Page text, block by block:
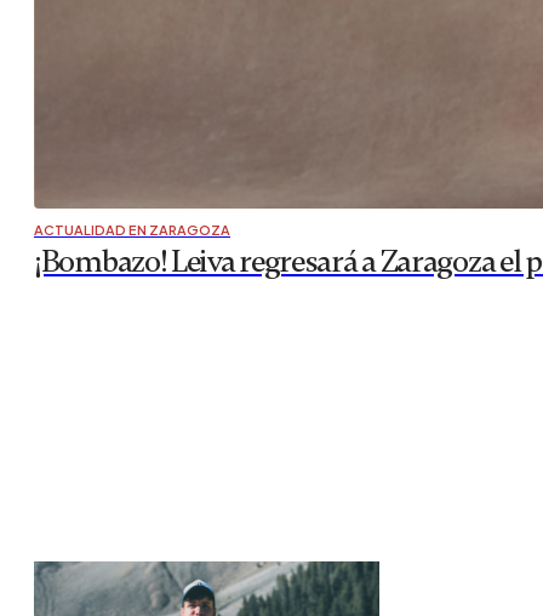
ACTUALIDAD EN ZARAGOZA
¡Bombazo! Leiva regresará a Zaragoza el